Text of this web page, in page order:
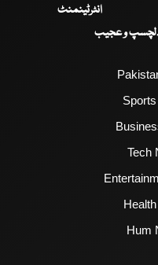
انٹرٹینمنٹ
و عجیب
Tech
Hum